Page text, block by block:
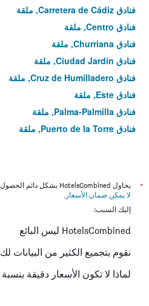
فنادق Carretera de Cádiz, ملقة
فنادق Centro, ملقة
فنادق Churriana, ملقة
فنادق Ciudad Jardín, ملقة
فنادق Cruz de Humilladero, ملقة
فنادق Este, ملقة
فنادق Palma-Palmilla, ملقة
فنادق Puerto de la Torre, ملقة
*
يحاول HotelsCombined بشكل دائم الحصول على الأسعار الدقيقة، ولكن
لا يمكن ضمان الأسعار .
إليك السبب:
HotelsCombined ليس البائع
نقوم بتجميع الكثير من البيانات لك
لماذا لا تكون الأسعار دقيقة بنسبة 100٪؟